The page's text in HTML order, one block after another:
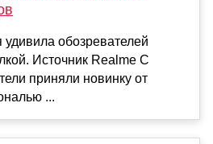
обозревателей
Источник Realme С
приняли новинку от
...